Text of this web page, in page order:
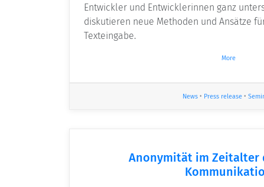
Entwickler und Entwicklerinnen ganz
diskutieren neue Methoden und Ansätze
Texteingabe.
More
News • Press release •
Anonymität im Zeitalter